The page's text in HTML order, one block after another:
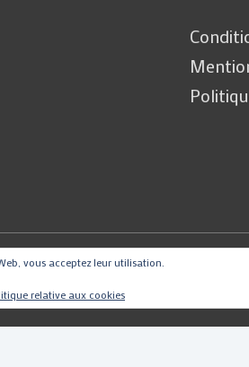
Copyright © 2026
vous acceptez leur utilisation.
relative aux cookies